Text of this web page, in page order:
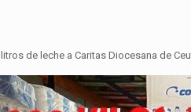
de leche a Caritas Diocesana de